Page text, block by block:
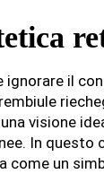
ignorare il
visione
In questo
come un